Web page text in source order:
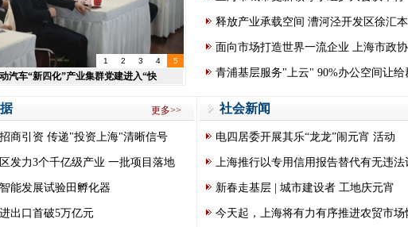
5
4
3
2
1
汽车“新四化”产业集群党建进入“快
释放产业承载空间 漕河泾开发区徐汇
面向市场打造世界一流企业 上海市政
青浦基层服务"上云" 90%办公空间让给
更多>>
商引资 传递"投资上海"清晰信号
发力3个千亿级产业 一批项目落地
能发展试验田孵化器
出口首破5万亿元
社会新闻
电四居委开展其乐“龙龙”闹元宵 活动
上海推行以专用信用报告替代有无违法
新春走基层 | 城市建设者 工地庆元宵
今天起，上海将有力有序推进农贸市场